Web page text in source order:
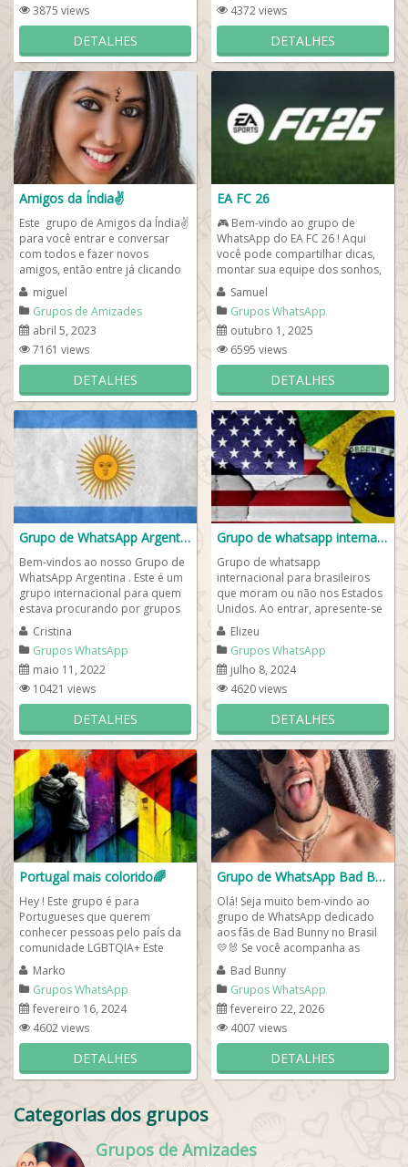
3875 views
DETALHES
4372 views
DETALHES
Amigos da Índia✌️
Este grupo de Amigos da Índia✌️
para você entrar e conversar
com todos e fazer novos
amigos, então entre já clicando
no link de whats logo abaixo da...
miguel
Grupos de Amizades
abril 5, 2023
7161 views
DETALHES
EA FC 26
🎮 Bem-vindo ao grupo de
WhatsApp do EA FC 26 ! Aqui
você pode compartilhar dicas,
montar sua equipe dos sonhos,
conversar sobre Ultimate Team,
Modo...
Samuel
Grupos WhatsApp
Internacional
outubro 1, 2025
6595 views
DETALHES
Grupo de WhatsApp Argentina
Bem-vindos ao nosso Grupo de
WhatsApp Argentina . Este é um
grupo internacional para quem
estava procurando por grupos
de whatsapp internacional para
conhecer...
Cristina
Grupos WhatsApp
Internacional
maio 11, 2022
10421 views
DETALHES
Grupo de whatsapp internacional😁
Grupo de whatsapp
internacional para brasileiros
que moram ou não nos Estados
Unidos. Ao entrar, apresente-se
e seja muito bem-vindo(a) e
quaisquer dúvidas...
Elizeu
Grupos WhatsApp
Internacional
julho 8, 2024
4620 views
DETALHES
Portugal mais colorido🌈
Hey ! Este grupo é para
Portugueses que querem
conhecer pessoas pelo país da
comunidade LGBTQIA+ Este
grupo é destinado para fazer
amizades, romance ou só...
Marko
Grupos WhatsApp
Internacional
fevereiro 16, 2024
4602 views
DETALHES
Grupo de WhatsApp Bad Bunny
Olá! Seja muito bem-vindo ao
grupo de WhatsApp dedicado
aos fãs de Bad Bunny no Brasil
💛🐰 Se você acompanha as
músicas, álbuns e novidades...
Bad Bunny
Grupos WhatsApp
Internacional
fevereiro 22, 2026
4007 views
DETALHES
Categorias dos grupos
Grupos de Amizades